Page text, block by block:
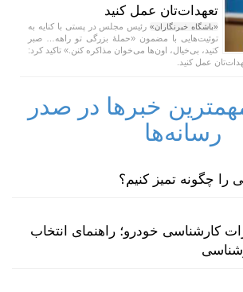
تعهدات‌تان عمل کنید
«باشگاه خبرنگاران»رئیس مجلس در پستی با کنایه به
توئیت‌هایی با مضمون «حملهٔ بزرگی تو راهه… صبر
کنید، بی‌خیال، اون‌ها می‌خوان مذاکره کنن.» تاکید کرد:
عمل کنید.
خبرها در صدر
رسانه‌ها
چگونه تمیز کنیم؟
کارشناسی خودرو؛ راهنمای انتخاب